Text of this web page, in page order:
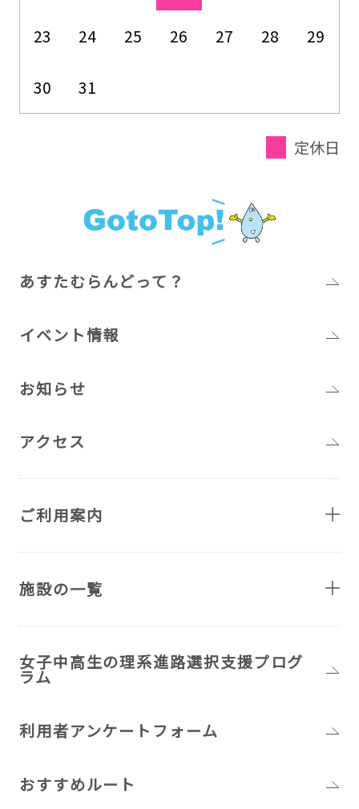
23 24 25 26 27 28 29
30 31
定休日
あすたむらんどって？
イベント情報
お知らせ
アクセス
ご利用案内
施設の一覧
女子中高生の理系進路選択支援プログ
ラム
利用者アンケートフォーム
おすすめルート